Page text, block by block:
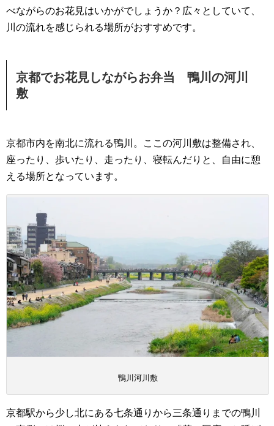
べながらのお花見はいかがでしょうか？広々としていて、
川の流れを感じられる場所がおすすめです。
京都でお花見しながらお弁当 鴨川の河川
敷
京都市内を南北に流れる鴨川。ここの河川敷は整備され、
座ったり、歩いたり、走ったり、寝転んだりと、自由に憩
える場所となっています。
鴨川河川敷
京都駅から少し北にある七条通りから三条通りまでの鴨川